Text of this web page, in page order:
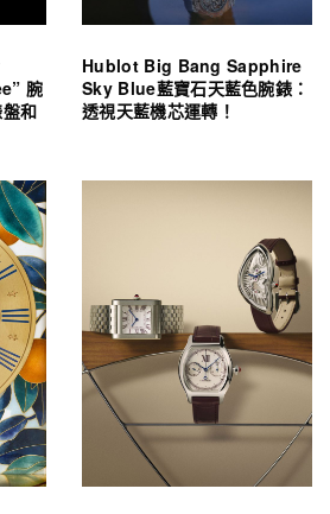
腕
和
Hublot Big Bang Sapphire
Sky Blue藍寶石天藍色腕錶：
透視天藍機芯運轉！